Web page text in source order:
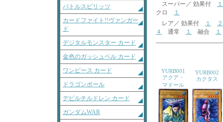
バトルスピリッツ
カードファイト!!ヴァンガー
ド
デジタルモンスター カード
金色のガッシュベル カード
ワンピース カード
ドラゴンボール
デビルチルドレン カード
ガンダムWAR
スーパー／ 効果付
１
クロ
１
レア／ 効果付
１
２
４
通常 １ 融合 １
YURB001
アクア・
マドール
YURB002
カクタス